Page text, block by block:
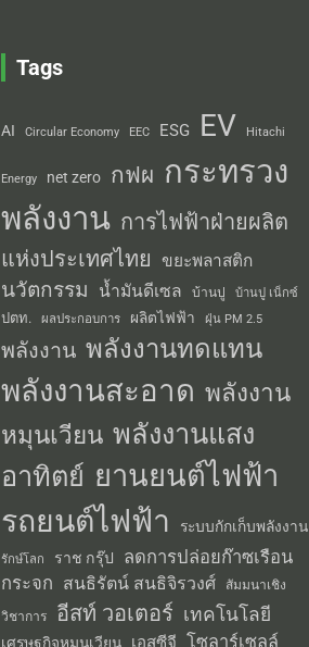
Tags
AI Circular Economy EEC ESG EV Hitachi
Energy net zero กฟผ กระทรวง
พลังงาน การไฟฟ้าฝ่ายผลิต
แห่งประเทศไทย
ขยะพลาสติก
นวัตกรรม น้ำมันดีเซล บ้านปู บ้านปู เน็กซ์
ปตท. ผลประกอบการ ผลิตไฟฟ้า ฝุ่น PM 2.5
พลังงาน พลังงานทดแทน
พลังงานสะอาด พลังงาน
หมุนเวียน พลังงานแสง
อาทิตย์ ยานยนต์ไฟฟ้า
รถยนต์ไฟฟ้า ระบบกักเก็บพลังงาน
รักษ์โลก ราช กรุ๊ป
ลดการปล่อยก๊าซเรือน
กระจก สนธิรัตน์ สนธิจิรวงศ์ สัมมนาเชิง
วิชาการ อีสท์ วอเตอร์ เทคโนโลยี
เศรษฐกิจหมุนเวียน โซลาร์เซลล์